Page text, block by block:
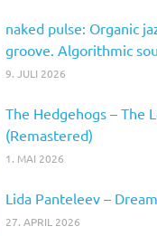
naked pulse: Organic
groove. Algorithmic
9. JULI 2026
The Hedgehogs – The
(Remastered)
1. MAI 2026
Lida Panteleev –
27. APRIL 2026